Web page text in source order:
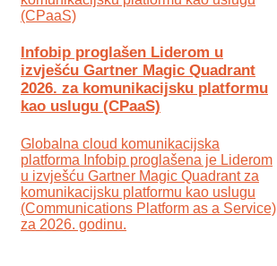
Infobip proglašen Liderom u
izvješću Gartner Magic Quadrant
2026. za komunikacijsku platformu
kao uslugu (CPaaS)
Globalna cloud komunikacijska
platforma Infobip proglašena je Liderom
u izvješću Gartner Magic Quadrant za
komunikacijsku platformu kao uslugu
(Communications Platform as a Service)
za 2026. godinu.